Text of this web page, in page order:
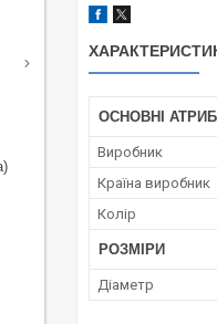
ОСНОВНІ
Виробник
Країна виробник
Колір
РОЗМІРИ
Діаметр